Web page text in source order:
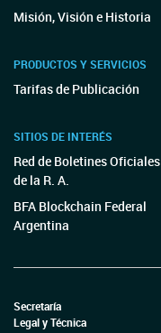
Misión, Visión e Historia
PRODUCTOS Y SERVICIOS
Tarifas de Publicación
SITIOS DE INTERÉS
Red de Boletines Oficiales
de la R. A.
BFA Blockchain Federal
Argentina
Secretaría
Legal y Técnica